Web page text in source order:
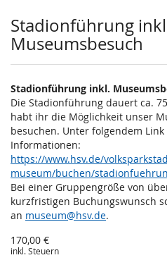
Produkte
Stadionführung
Museumsbesuch
Stadionführung inkl.
Die Stadionführung dauert ca.
habt ihr die Möglichkeit unser
besuchen. Unter folgendem
Informationen:
https://www.hsv.de/
museum/buchen/
Bei einer Gruppengröße von
kurzfristigen Buchungswunsch
an museum@hsv.de.
170,00 €
inkl. Steuern